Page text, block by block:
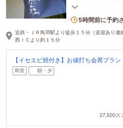
のアットホームな
2名がこの宿を
5時間前に予約
近鉄・ＪＲ鳥羽駅より徒歩１５分（送迎あり連
西ＩＣより約１５分
【イセエビ焼付き】お値打ち会席プラン
和室 朝・夕
27,500ス